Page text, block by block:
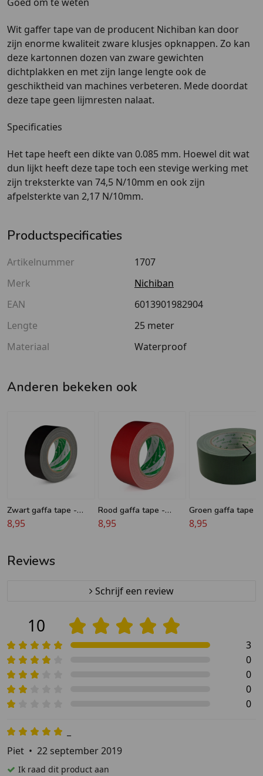
Wit gaffer tape van de producent Nichiban kan door
zijn enorme kwaliteit zware klusjes opknappen. Zo kan
deze kartonnen dozen van zware gewichten
dichtplakken en met zijn lange lengte ook de
geschiktheid van machines verbeteren. Mede doordat
deze tape geen lijmresten nalaat.
Specificaties
Het tape heeft een dikte van 0.085 mm. Hoewel dit wat
dun lijkt heeft deze tape toch een stevige werking met
zijn treksterkte van 74,5 N/10mm en ook zijn
afpelsterkte van 2,17 N/10mm.
Productspecificaties
Artikelnummer
1707
Merk
Nichiban
EAN
6013901982904
Lengte
25 meter
Materiaal
Waterproof
Anderen bekeken ook
Zwart gaffa tape -
Nichiban
8,95
Rood gaffa tape -
Nichiban
8,95
Groen gaffa tape -
Nichiban
8,95
Reviews
Schrijf een review
10
3
0
0
0
0
Piet • 22 september 2019
Ik raad dit product aan